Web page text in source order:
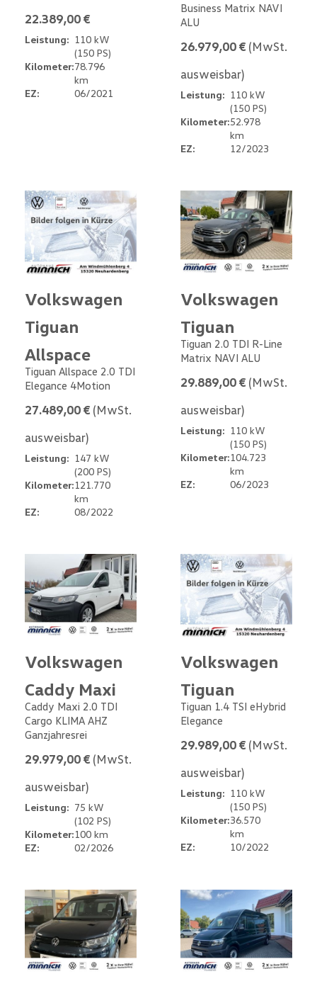
22.389,00 €
Leistung: 110 kW
(150 PS)
Kilometer:78.796
km
EZ:
06/2021
Business Matrix NAVI
ALU
26.979,00 € (MwSt.
ausweisbar)
Leistung: 110 kW
(150 PS)
Kilometer:52.978
km
EZ:
12/2023
Volkswagen
Tiguan
Allspace
Tiguan Allspace 2.0 TDI
Elegance 4Motion
27.489,00 € (MwSt.
ausweisbar)
Leistung: 147 kW
(200 PS)
Kilometer:121.770
km
EZ:
08/2022
Volkswagen
Tiguan
Tiguan 2.0 TDI R-Line
Matrix NAVI ALU
29.889,00 € (MwSt.
ausweisbar)
Leistung: 110 kW
(150 PS)
Kilometer:104.723
km
EZ:
06/2023
Volkswagen
Caddy Maxi
Caddy Maxi 2.0 TDI
Cargo KLIMA AHZ
Ganzjahresrei
29.979,00 € (MwSt.
ausweisbar)
Leistung: 75 kW
(102 PS)
Kilometer:100 km
EZ:
02/2026
Volkswagen
Tiguan
Tiguan 1.4 TSI eHybrid
Elegance
29.989,00 € (MwSt.
ausweisbar)
Leistung: 110 kW
(150 PS)
Kilometer:36.570
km
EZ:
10/2022